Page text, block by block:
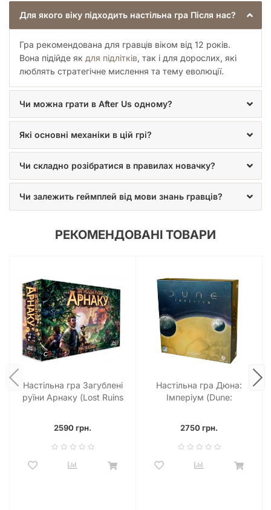
Для якого віку підходить настільна гра Після нас?
Гра рекомендована для гравців віком від 12 років.
Вона підійде як для підлітків, так і для дорослих, які
люблять стратегічне мислення та тему еволюції.
Чи можна грати в After Us одному?
Які основні механіки в цій грі?
Чи складно розібратися в правилах новачку?
Чи залежить геймплей від мови знань гравців?
РЕКОМЕНДОВАНІ ТОВАРИ
Настільна гра Загублені
руїни Арнаку (Lost Ruins
2590 грн.
Настільна гра Дюна:
Імперіум (Dune:
2750 грн.